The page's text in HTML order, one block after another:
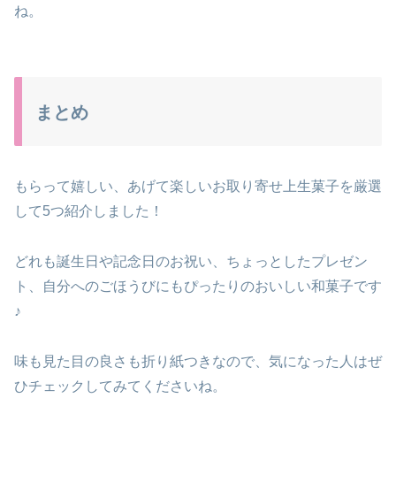
ね。
まとめ
もらって嬉しい、あげて楽しいお取り寄せ上生菓子を厳選
して5つ紹介しました！
どれも誕生日や記念日のお祝い、ちょっとしたプレゼン
ト、自分へのごほうびにもぴったりのおいしい和菓子です
♪
味も見た目の良さも折り紙つきなので、気になった人はぜ
ひチェックしてみてくださいね。